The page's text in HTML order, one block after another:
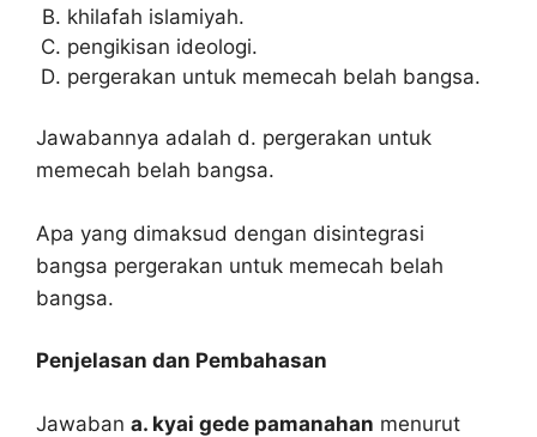
khilafah islamiyah.
pengikisan ideologi.
pergerakan untuk memecah belah bangsa.
Jawabannya adalah d. pergerakan untuk
memecah belah bangsa.
Apa yang dimaksud dengan disintegrasi
bangsa pergerakan untuk memecah belah
bangsa.
Penjelasan dan Pembahasan
Jawaban a. kyai gede pamanahan menurut